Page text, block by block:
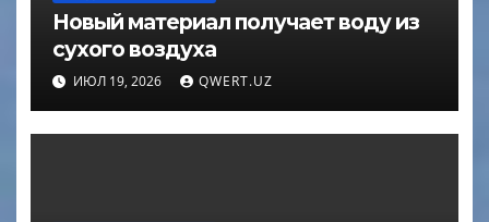
Новый материал получает воду из
сухого воздуха
ИЮЛ 19, 2026 QWERT.UZ